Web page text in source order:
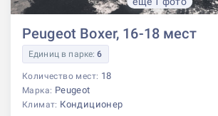
Peugeot Boxer, 16-18 мест
Единиц в парке:6
Количество мест: 18
Марка: Peugeot
Климат: Кондиционер